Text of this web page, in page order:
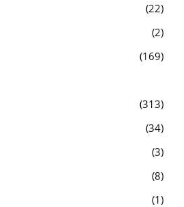
22
2
169
313
34
3
8
1